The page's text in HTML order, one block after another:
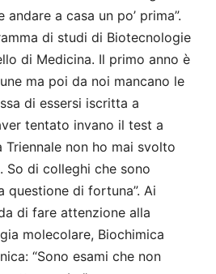
a casa un po’ prima”.
di studi di Biotecnologie
di Medicina. Il primo anno è
ma poi da noi mancano le
di essersi iscritta a
tentato invano il test a
Triennale non ho mai svolto
di colleghi che sono
questione di fortuna”. Ai
di fare attenzione alla
molecolare, Biochimica
“Sono esami che non